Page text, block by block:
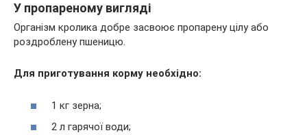
У пропареному вигляді
Організм кролика добре засвоює пропарену цілу або
роздроблену пшеницю.
Для приготування корму необхідно:
1 кг зерна;
2 л гарячої води;